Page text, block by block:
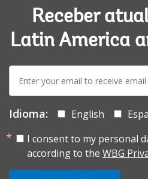
Receber
Latin America
mail:
Idioma: English
I consent to my personal
according to the WBG